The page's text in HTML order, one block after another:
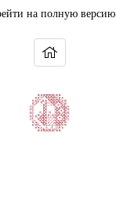
на полную версию